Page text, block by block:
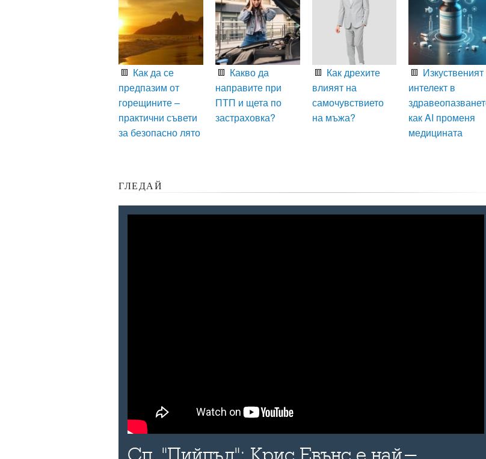
Как да се
предпазим от
горещините –
практични съвети
за безопасно лято
Какво да
направите при
ПТП и щета по
застраховка?
Как дрехите
влияят на
самочувствието
на мъжа?
Изкуственият
интелект в
как AI променя
медицината
ГЛЕДАЙ